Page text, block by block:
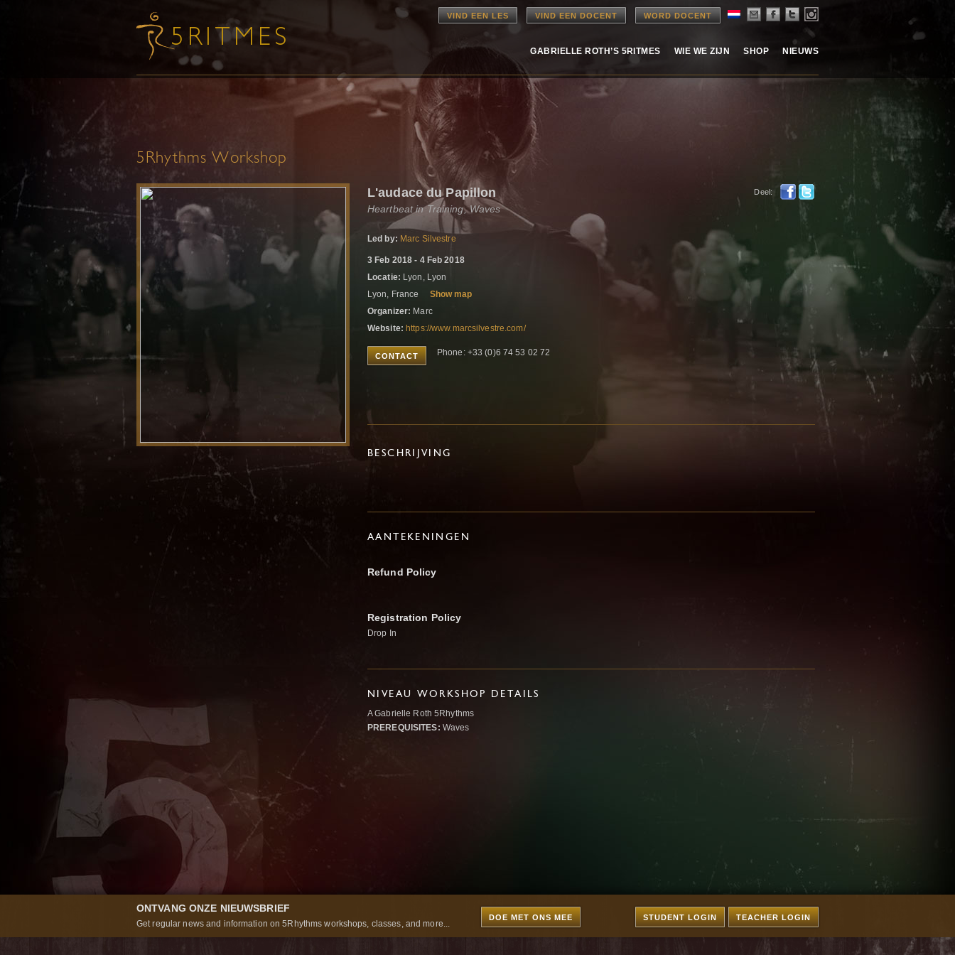
VIND EEN LES VIND EEN DOCENT WORD DOCENT
GABRIELLE ROTH’S 5RITMES WIE WE ZIJN SHOP NIEUWS
5Rhythms Workshop
Deel:
L'audace du Papillon
Heartbeat in Training, Waves
Led by: Marc Silvestre
3 Feb 2018 - 4 Feb 2018
Locatie: Lyon, Lyon
Lyon, France
Show map
Organizer: Marc
Website: https://www.marcsilvestre.com/
CONTACT Phone: +33 (0)6 74 53 02 72
BESCHRIJVING
AANTEKENINGEN
Refund Policy
Registration Policy
Drop In
NIVEAU WORKSHOP DETAILS
A Gabrielle Roth 5Rhythms
PREREQUISITES: Waves
ONTVANG ONZE NIEUWSBRIEF
Get regular news and information on 5Rhythms workshops, classes, and more...
DOE MET ONS MEE TEACHER LOGIN
STUDENT LOGIN